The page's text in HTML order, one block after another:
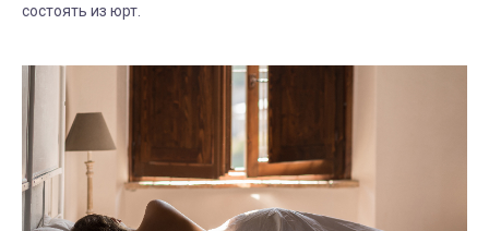
состоять из юрт.